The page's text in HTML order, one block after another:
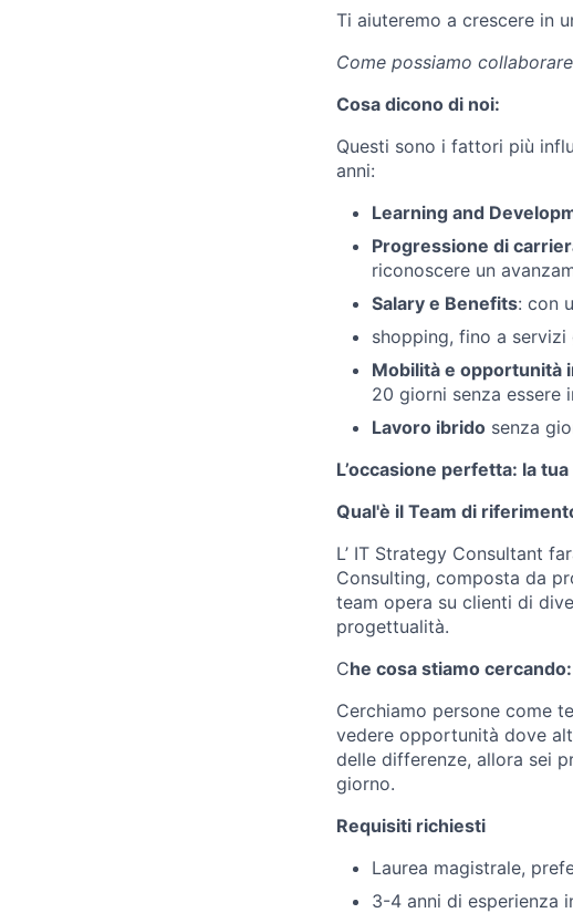
Ti aiuteremo a crescere in
Come possiamo
Cosa dicono di noi:
Questi sono i fattori più
anni:
Learning and
Progressione di
riconoscere un
Salary e Benefits: con
shopping, fino a
Mobilità e opportunità
20 giorni senza essere
Lavoro ibrido senza
L’occasione perfetta: la
Qual'è il Team di
L’ IT Strategy Consultant
Consulting, composta da
team opera su clienti di
progettualità.
Che cosa stiamo cercando:
Cerchiamo persone come
vedere opportunità dove
delle differenze, allora sei
giorno.
Requisiti richiesti
Laurea magistrale,
3-4 anni di esperienza